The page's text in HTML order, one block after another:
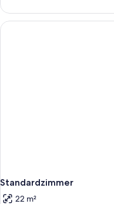
Zimmer
Standardzimmer
22 m²